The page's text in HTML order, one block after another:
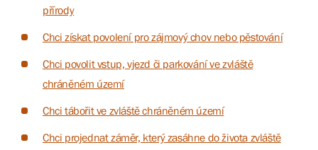
přírody
Chci získat povolení pro zájmový chov nebo pěstování
Chci povolit vstup, vjezd či parkování ve zvláště
chráněném území
Chci tábořit ve zvláště chráněném území
Chci projednat záměr, který zasáhne do života zvláště